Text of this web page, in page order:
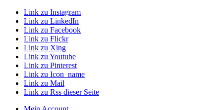
Link zu Instagram
Link zu LinkedIn
Link zu Facebook
Link zu Flickr
Link zu Xing
Link zu Youtube
Link zu Pinterest
Link zu Icon_name
Link zu Mail
Link zu Rss dieser Seite